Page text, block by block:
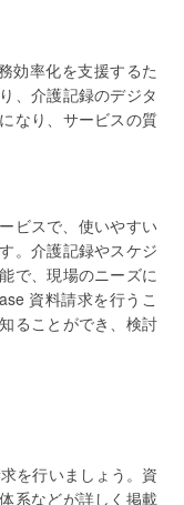
効率化を支援するた
、介護記録のデジタ
なり、サービスの質
ビスで、使いやすい
。介護記録やスケジ
で、現場のニーズに
資料請求を行うこ
ることができ、検討
を行いましょう。資
系などが詳しく掲載